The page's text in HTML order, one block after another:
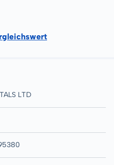
LTD